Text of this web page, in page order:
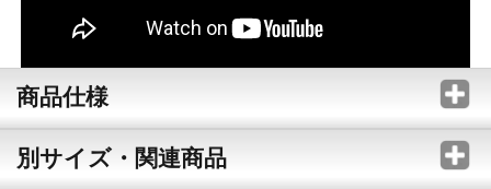
商品仕様
別サイズ・関連商品